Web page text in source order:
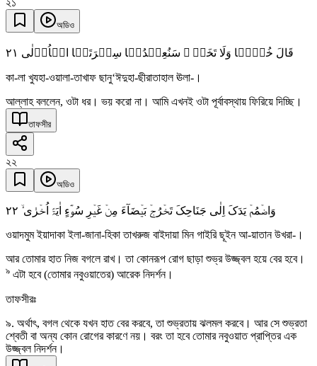
২১
অডিও
قَالَ خُذۡہَا وَلَا تَخَفۡ ٝ سَنُعِیۡدُہَا سِیۡرَتَہَا الۡاُوۡلٰی ٢١
কা-লা খুযহা-ওয়ালা-তাখাফ ছানু‘ঈদুহা-ছীরাতাহাল ঊলা-।
আল্লাহ বললেন, ওটা ধর। ভয় করো না। আমি এখনই ওটা পূর্বাবস্থায় ফিরিয়ে দিচ্ছি।
তাফসীর
২২
অডিও
وَاضۡمُمۡ یَدَکَ اِلٰی جَنَاحِکَ تَخۡرُجۡ بَیۡضَآءَ مِنۡ غَیۡرِ سُوۡٓءٍ اٰیَۃً اُخۡرٰی ۙ ٢٢
ওয়াদমুম ইয়াদাকা ইলা-জানা-হিকা তাখরুজ বাইদায়া মিন গাইরি ছূইন আ-য়াতান উখরা-।
আর তোমার হাত নিজ বগলে রাখ। তা কোনরূপ রোগ ছাড়া শুভ্র উজ্জ্বল হয়ে বের হবে।
৯ এটা হবে (তোমার নবুওয়াতের) আরেক নিদর্শন।
তাফসীরঃ
৯. অর্থাৎ, বগল থেকে যখন হাত বের করবে, তা শুভ্রতায় ঝলমল করবে। আর সে শুভ্রতা
শ্বেতী বা অন্য কোন রোগের কারণে নয়। বরং তা হবে তোমার নবুওয়াত প্রাপ্তির এক
উজ্জ্বল নিদর্শন।